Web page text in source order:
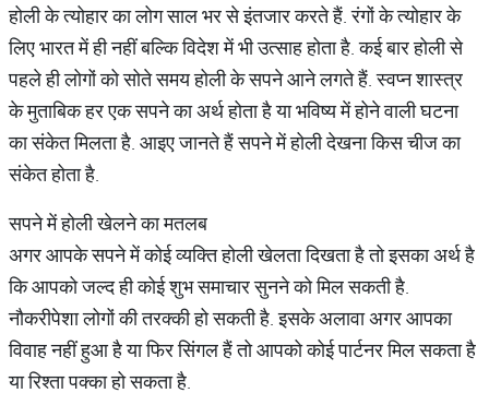
होली के त्योहार का लोग साल भर से इंतजार करते हैं. रंगों के त्योहार के
लिए भारत में ही नहीं बल्कि विदेश में भी उत्साह होता है. कई बार होली से
पहले ही लोगों को सोते समय होली के सपने आने लगते हैं. स्वप्न शास्त्र
के मुताबिक हर एक सपने का अर्थ होता है या भविष्य में होने वाली घटना
का संकेत मिलता है. आइए जानते हैं सपने में होली देखना किस चीज का
संकेत होता है.
सपने में होली खेलने का मतलब
अगर आपके सपने में कोई व्यक्ति होली खेलता दिखता है तो इसका अर्थ है
कि आपको जल्द ही कोई शुभ समाचार सुनने को मिल सकती है.
नौकरीपेशा लोगों की तरक्की हो सकती है. इसके अलावा अगर आपका
विवाह नहीं हुआ है या फिर सिंगल हैं तो आपको कोई पार्टनर मिल सकता है
या रिश्ता पक्का हो सकता है.